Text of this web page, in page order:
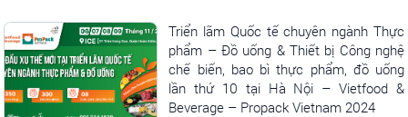
Hành trình về nguồn và các hoạt động
xã hội từ thiện thiện nguyện đây là
chương trình do mạo danh để tổ chức.
Hiệp hội Doanh nghiệp nhỏ và vừa Việt
Nam, ...
Triển lãm Quốc tế chuyên ngành Thực
phẩm – Đồ uống & Thiết bị Công nghệ
chế biến, bao bì thực phẩm, đồ uống
lần thứ 10 tại Hà Nội – Vietfood &
Beverage – Propack Vietnam 2024